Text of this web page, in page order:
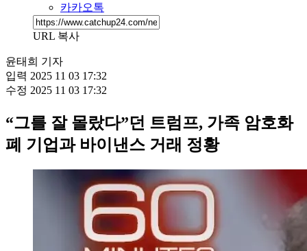
카카오톡
URL 복사
윤태희 기자
입력 2025 11 03 17:32
수정 2025 11 03 17:32
“그를 잘 몰랐다”던 트럼프, 가족 암호화
폐 기업과 바이낸스 거래 정황